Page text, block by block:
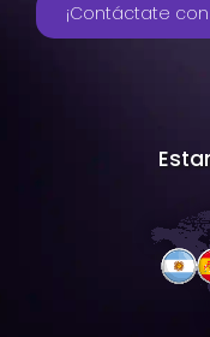
¡Contáctate